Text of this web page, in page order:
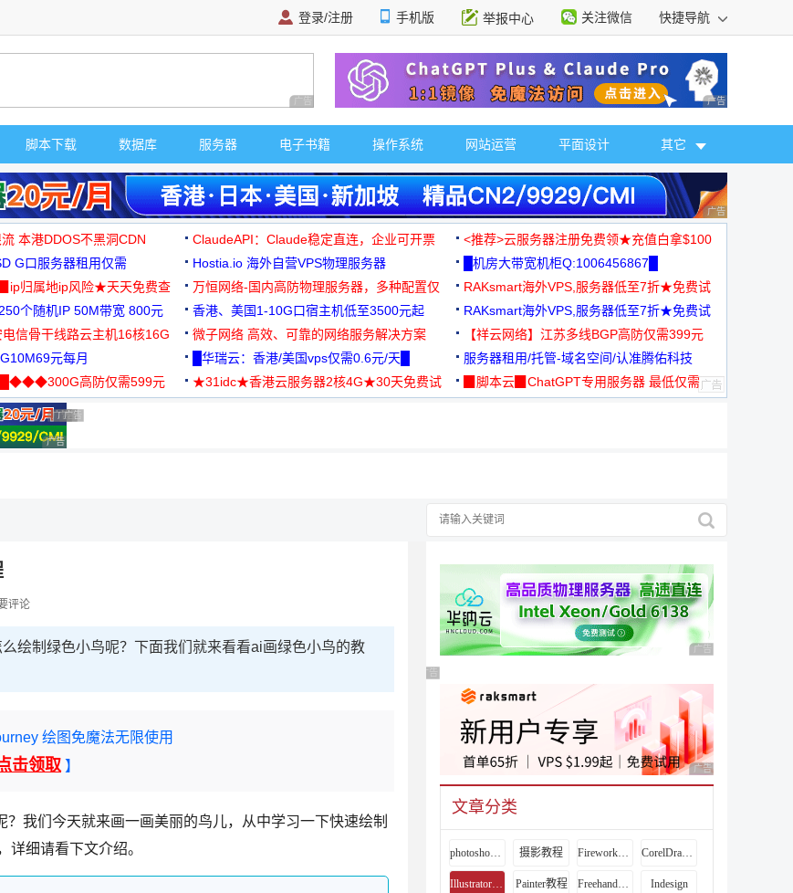
登录/注册 手机版 举报中心 关注微信 快捷导航
广告 商业广告，理性选择 广告 商业广告，理
脚本下载 数据库 服务器 电子书籍 操作系统 网站运营 平面设计 其它
广告 商业广告，理
本港DDOS不黑洞CDN ClaudeAPI：Claude稳定直连，企业可开票
<推荐>云服务器注册免费领★充值白拿$100
G口服务器租用仅需
试
Hostia.io 海外自营VPS物理服务器
█机房大带宽机柜Q:1006456867█
归属地ip风险★天天免费查
万恒网络-国内高防物理服务器，多种配置仅
99元/月起
RAKsmart海外VPS,服务器低至7折★免费试
用★
个随机IP 50M带宽 800元 香港、美国1-10G口宿主机低至3500元起
RAKsmart海外VPS,服务器低至7折★免费试
用★
信骨干线路云主机16核16G
微子网络 高效、可靠的网络服务解决方案
【祥云网络】江苏多线BGP高防仅需399元
元每月 █华瑞云：香港/美国vps仅需0.6元/天█
服务器租用/托管-域名空间/认准腾佑科技
高防仅需599元
★31idc★香港云服务器2核4G★30天免费试
▉脚本云▉ChatGPT专用服务器 最低仅需
广告 商业广告，理性选择
广告 商业广告，理性选择
广告 商业广告，理性选择
广告 商业广告，理性选择
评论
绘制绿色小鸟呢？下面我们就来看看ai画绿色小鸟的教
绘图免魔法无限使用
击领取 】
我们今天就来画一画美丽的鸟儿，从中学习一下快速绘制
细请看下文介绍。
广告 商业广告，理性
广告 商业广告，理性选择
广告 商业广告，理性
文章分类
photoshop教程 摄影教程 Fireworks教程 CorelDraw教程
Illustrator教程 Painter教程 Freehand教程 Indesign